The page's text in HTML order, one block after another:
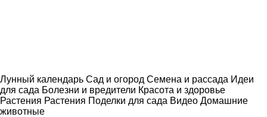
Лунный календарь Сад и огород Семена и рассада Идеи
для сада Болезни и вредители Красота и здоровье
Растения Растения Поделки для сада Видео Домашние
животные